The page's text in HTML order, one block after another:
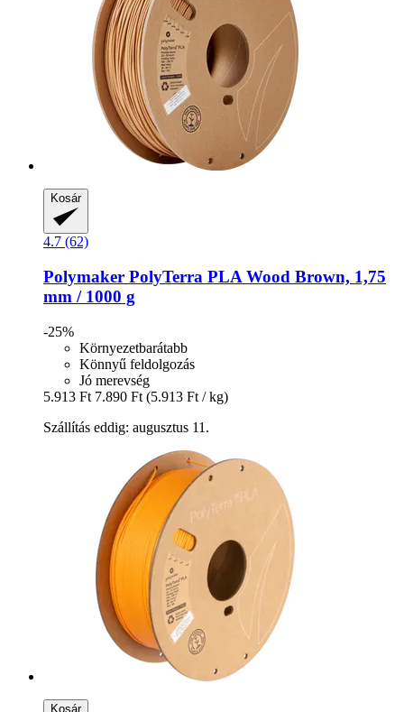
Kosár
4.7 (62)
Polymaker PolyTerra PLA Wood Brown, 1,75
mm / 1000 g
-25%
Környezetbarátabb
Könnyű feldolgozás
Jó merevség
5.913 Ft 7.890 Ft (5.913 Ft / kg)
Szállítás eddig: augusztus 11.
Kosár